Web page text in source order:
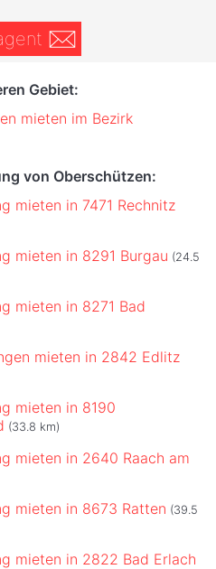
Gebiet:
mieten im Bezirk
von Oberschützen:
mieten in 7471 Rechnitz
mieten in 8291 Burgau (24.5
mieten in 8271 Bad
mieten in 2842 Edlitz
mieten in 8190
(33.8 km)
mieten in 2640 Raach am
mieten in 8673 Ratten (39.5
mieten in 2822 Bad Erlach